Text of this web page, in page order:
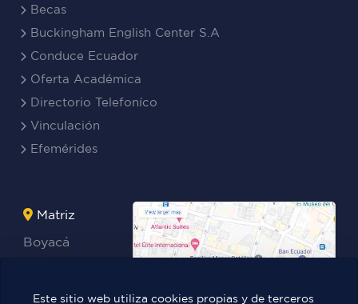
Becas
Buckingham English Center S.A
Conduce Ecuador
Oferta Académica
Directorio Telefoníco
Vinculación
Efemérides
Matriz
Boyacá
Teresa
Este sitio web utiliza cookies propias y de terceros